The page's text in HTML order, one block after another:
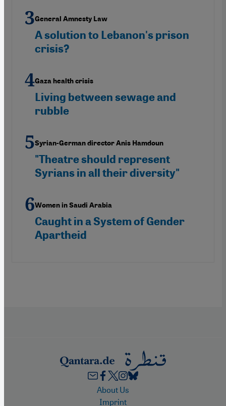
General Amnesty Law
A solution to Lebanon's prison
crisis?
Gaza health crisis
Living between sewage and
rubble
Syrian-German director Anis Hamdoun
"Theatre should represent
Syrians in all their diversity"
Women in Saudi Arabia
Caught in a System of Gender
Apartheid
FooterAbout Us
Imprint